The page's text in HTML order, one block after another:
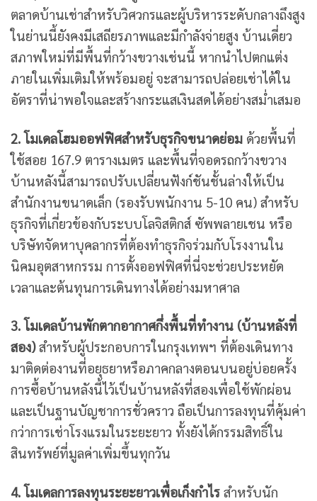
ตลาดบ้านเช่าสำหรับวิศวกรและผู้บริหารระดับกลางถึงสูง
ในย่านนี้ยังคงมีเสถียรภาพและมีกำลังจ่ายสูง บ้านเดี่ยว
สภาพใหม่ที่มีพื้นที่กว้างขวางเช่นนี้ หากนำไปตกแต่ง
ภายในเพิ่มเติมให้พร้อมอยู่ จะสามารถปล่อยเช่าได้ใน
อัตราที่น่าพอใจและสร้างกระแสเงินสดได้อย่างสม่ำเสมอ
2. โมเดลโฮมออฟฟิศสำหรับธุรกิจขนาดย่อม ด้วยพื้นที่
ใช้สอย 167.9 ตารางเมตร และพื้นที่จอดรถกว้างขวาง
บ้านหลังนี้สามารถปรับเปลี่ยนฟังก์ชันชั้นล่างให้เป็น
สำนักงานขนาดเล็ก (รองรับพนักงาน 5-10 คน) สำหรับ
ธุรกิจที่เกี่ยวข้องกับระบบโลจิสติกส์ ซัพพลายเชน หรือ
บริษัทจัดหาบุคลากรที่ต้องทำธุรกิจร่วมกับโรงงานใน
นิคมอุตสาหกรรม การตั้งออฟฟิศที่นี่จะช่วยประหยัด
เวลาและต้นทุนการเดินทางได้อย่างมหาศาล
3. โมเดลบ้านพักตากอากาศกึ่งพื้นที่ทำงาน (บ้านหลังที่
สอง)สำหรับผู้ประกอบการในกรุงเทพฯ ที่ต้องเดินทาง
มาติดต่องานที่อยุธยาหรือภาคกลางตอนบนอยู่บ่อยครั้ง
การซื้อบ้านหลังนี้ไว้เป็นบ้านหลังที่สองเพื่อใช้พักผ่อน
และเป็นฐานบัญชาการชั่วคราว ถือเป็นการลงทุนที่คุ้มค่า
กว่าการเช่าโรงแรมในระยะยาว ทั้งยังได้กรรมสิทธิ์ใน
สินทรัพย์ที่มูลค่าเพิ่มขึ้นทุกวัน
4. โมเดลการลงทุนระยะยาวเพื่อเก็งกำไร สำหรับนัก